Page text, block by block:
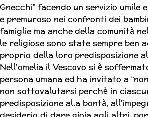
Gnecchi” facendo un servizio
e premuroso nei confronti dei
famiglie ma anche della comunità
le religiose sono state sempre ben
proprio della loro predisposizione
Nell’omelia il Vescovo si è
persona umana ed ha invitato a
non sottovalutarsi perchè in
predisposizione alla bontà,